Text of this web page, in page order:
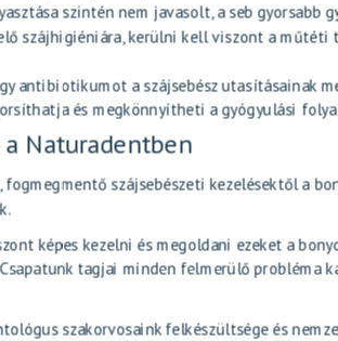
szintén nem javasolt, a seb gyorsabb
szájhigiéniára, kerülni kell viszont a műtéti
antibiotikumot a szájsebész utasításainak
és megkönnyítheti a gyógyulási
Naturadentben
fogmegmentő szájsebészeti kezelésektől a
képes kezelni és megoldani ezeket a
tagjai minden felmerülő probléma
szakorvosaink felkészültsége és